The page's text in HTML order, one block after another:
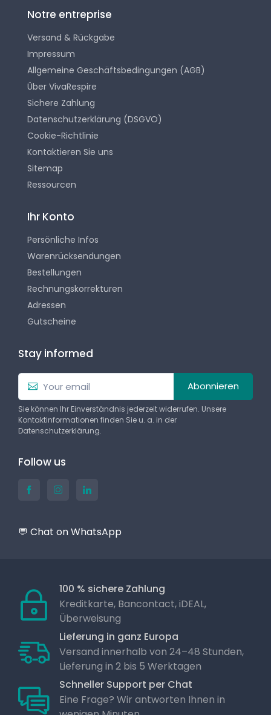
Notre entreprise
Versand & Rückgabe
Impressum
Allgemeine Geschäftsbedingungen (AGB)
Über VivaRespire
Sichere Zahlung
Datenschutzerklärung (DSGVO)
Cookie-Richtlinie
Kontaktieren Sie uns
Sitemap
Ressourcen
Ihr Konto
Persönliche Infos
Warenrücksendungen
Bestellungen
Rechnungskorrekturen
Adressen
Gutscheine
Stay informed
Abonnieren
Sie können Ihr Einverständnis jederzeit widerrufen. Unsere
Kontaktinformationen finden Sie u. a. in der
Datenschutzerklärung.
Follow us
💬 Chat on WhatsApp
100 % sichere Zahlung
Kreditkarte, Bancontact, iDEAL,
Überweisung
Lieferung in ganz Europa
Versand innerhalb von 24–48 Stunden,
Lieferung in 2 bis 5 Werktagen
Schneller Support per Chat
Eine Frage? Wir antworten Ihnen in